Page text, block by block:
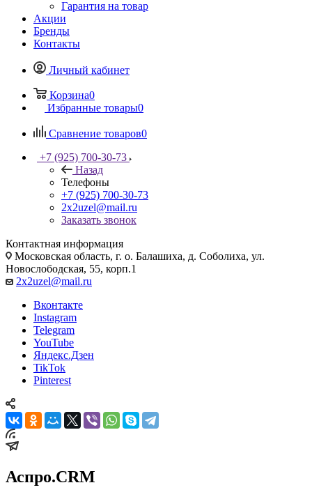
Гарантия на товар
Акции
Бренды
Контакты
Личный кабинет
Корзина0
Избранные товары0
Сравнение товаров0
+7 (925) 700-30-73
Назад
Телефоны
+7 (925) 700-30-73
2x2uzel@mail.ru
Заказать звонок
Контактная информация
Московская область, г. о. Балашиха, д. Соболиха, ул.
Новослободская, 55, корп.1
2x2uzel@mail.ru
Вконтакте
Instagram
Telegram
YouTube
Яндекс.Дзен
TikTok
Pinterest
Аспро.CRM